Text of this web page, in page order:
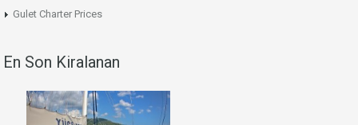
Gulet Charter Prices
En Son Kiralanan